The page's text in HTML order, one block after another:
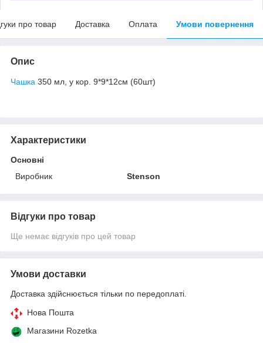
про товар Доставка Оплата Умови повернення
Опис
Чашка 350 мл, у кор. 9*9*12см (60шт)
Характеристики
Основні
Виробник
Stenson
Відгуки про товар
Ще немає відгуків про цей товар
Умови доставки
Доставка здійснюється тільки по передоплаті.
Нова Пошта
Магазини Rozetka